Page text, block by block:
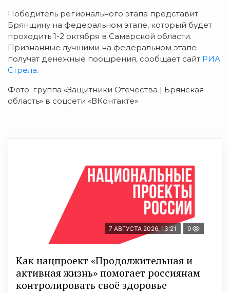
Победитель регионального этапа представит
Брянщину на федеральном этапе, который будет
проходить 1-2 октября в Самарской области.
Признанные лучшими на федеральном этапе
получат денежные поощрения, сообщает сайт РИА
Стрела.
Фото: группа «Защитники Отечества | Брянская
область» в соцсети «ВКонтакте»
7 АВГУСТА 2026, 13:21 9
Как нацпроект «Продолжительная и
активная жизнь» помогает россиянам
контролировать своё здоровье